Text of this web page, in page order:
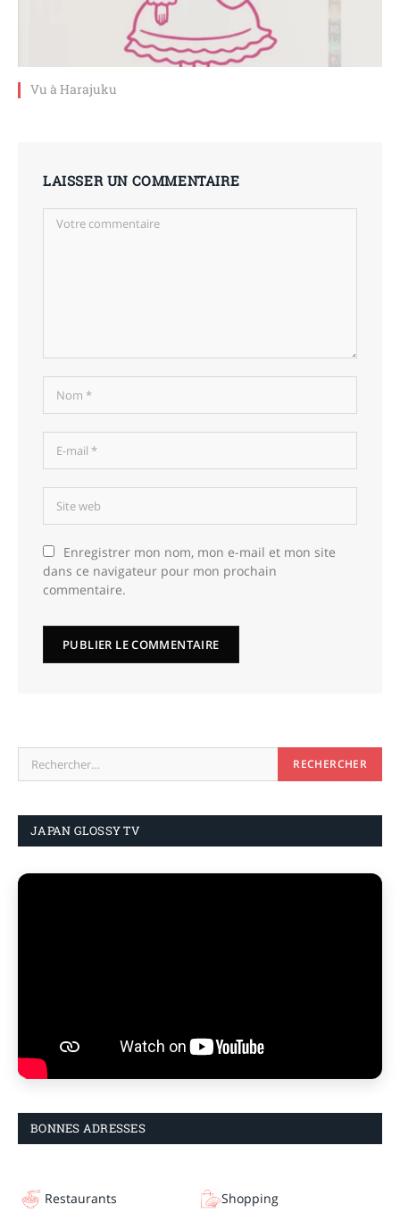
Vu à Harajuku
LAISSER UN COMMENTAIRE
Enregistrer mon nom, mon e-mail et mon site
dans ce navigateur pour mon prochain
commentaire.
JAPAN GLOSSY TV
BONNES ADRESSES
Restaurants Shopping